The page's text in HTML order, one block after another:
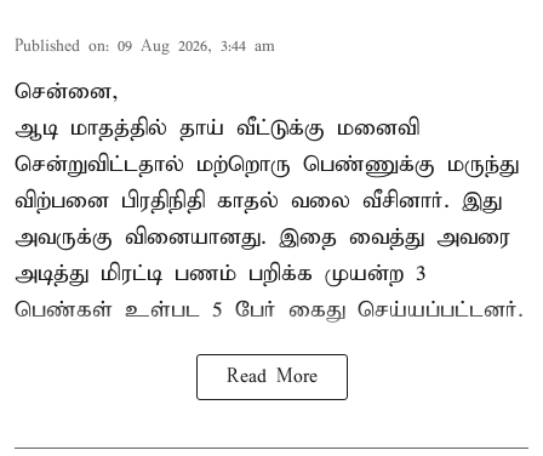
Published on: 09 Aug 2026, 3:44 am
சென்னை,
ஆடி மாதத்தில் தாய் வீட்டுக்கு மனைவி
சென்றுவிட்டதால் மற்றொரு பெண்ணுக்கு மருந்து
விற்பனை பிரதிநிதி காதல் வலை வீசினார். இது
அவருக்கு வினையானது. இதை வைத்து அவரை
அடித்து மிரட்டி பணம் பறிக்க முயன்ற 3
பெண்கள் உள்பட 5 பேர் கைது செய்யப்பட்டனர்.
Read More